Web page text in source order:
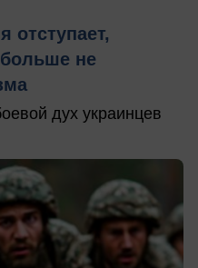
отступает,
не
дух украинцев